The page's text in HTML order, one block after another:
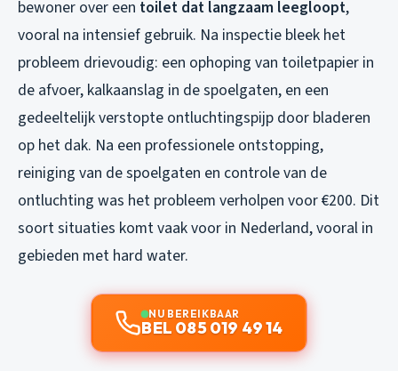
bewoner over een toilet dat langzaam leegloopt,
vooral na intensief gebruik. Na inspectie bleek het
probleem drievoudig: een ophoping van toiletpapier in
de afvoer, kalkaanslag in de spoelgaten, en een
gedeeltelijk verstopte ontluchtingspijp door bladeren
op het dak. Na een professionele ontstopping,
reiniging van de spoelgaten en controle van de
ontluchting was het probleem verholpen voor €200. Dit
soort situaties komt vaak voor in Nederland, vooral in
gebieden met hard water.
NU BEREIKBAAR
BEL 085 019 49 14